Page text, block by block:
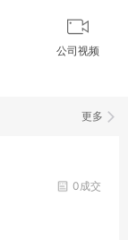
公司视频
更多
0成交